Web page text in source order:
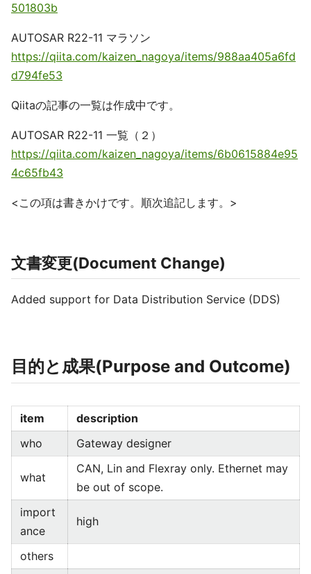
501803b
AUTOSAR R22-11 マラソン
https://qiita.com/kaizen_nagoya/items/988aa405a6fd
d794fe53
Qiitaの記事の一覧は作成中です。
AUTOSAR R22-11 一覧（２）
https://qiita.com/kaizen_nagoya/items/6b0615884e95
4c65fb43
<この項は書きかけです。順次追記します。>
文書変更(Document Change)
Added support for Data Distribution Service (DDS)
目的と成果(Purpose and Outcome)
item
description
who
Gateway designer
what
CAN, Lin and Flexray only. Ethernet may
be out of scope.
import
ance
high
others